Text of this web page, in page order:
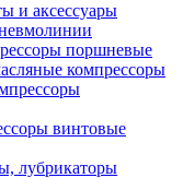
и аксессуары
поршневые
компрессоры
винтовые
лубрикаторы